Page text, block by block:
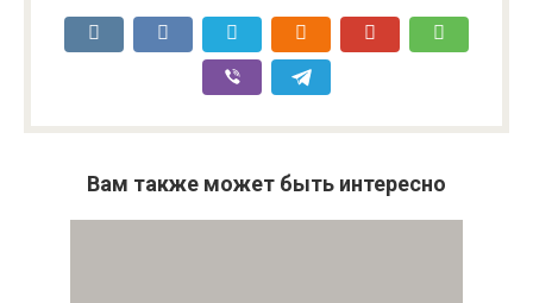
Вам также может быть интересно